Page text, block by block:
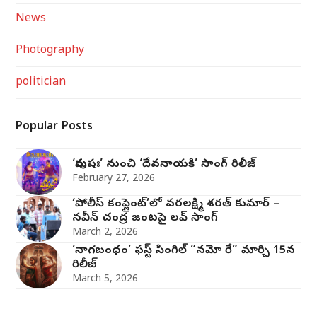
News
Photography
politician
Popular Posts
‘పురుషః’ నుంచి ‘దేవనాయకి’ సాంగ్‌ రిలీజ్‌
February 27, 2026
‘పోలీస్ కంప్లైంట్’లో వరలక్ష్మి శరత్ కుమార్ –
నవీన్ చంద్ర జంట‌పై ల‌వ్ సాంగ్
March 2, 2026
‘నాగబంధం’ ఫస్ట్ సింగిల్ “నమో రే” మార్చి 15న
రిలీజ్
March 5, 2026